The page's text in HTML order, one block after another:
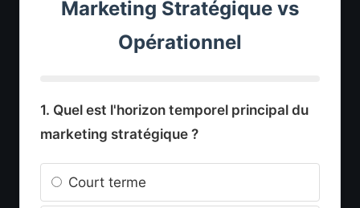
Marketing Stratégique vs
Opérationnel
1. Quel est l'horizon temporel principal du
marketing stratégique ?
Court terme